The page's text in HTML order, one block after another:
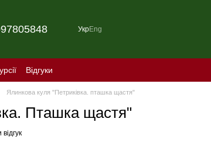
УкрEng
Відгуки
Ялинкова куля "Петриківка. пташка щастя"
Пташка щастя"